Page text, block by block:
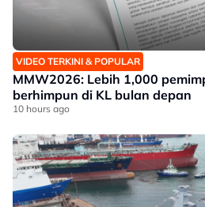
VIDEO TERKINI & POPULAR
MMW2026: Lebih 1,000
berhimpun di KL bulan depan
10 hours ago